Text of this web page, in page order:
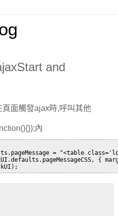
and
面觸發ajax時,呼叫其他
內
= "<table
{